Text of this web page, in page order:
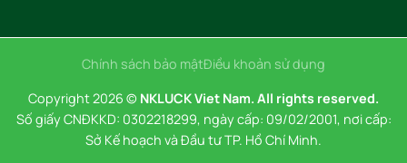
Chính sách bảo mậtĐiều khoản sử dụng
Copyright 2026 © NKLUCK Viet Nam. All rights reserved.
Số giấy CNĐKKD: 0302218299, ngày cấp: 09/02/2001, nơi cấp:
Sở Kế hoạch và Đầu tư TP. Hồ Chí Minh.